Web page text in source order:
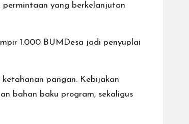
yang berkelanjutan
1.000 BUMDesa jadi penyuplai
pangan. Kebijakan
bahan baku program, sekaligus